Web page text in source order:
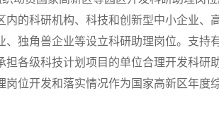
内的科研机构、科技和创新型中小企业
、独角兽企业等设立科研助理岗位。支持
担各级科技计划项目的单位合理开发科研
岗位开发和落实情况作为国家高新区年度